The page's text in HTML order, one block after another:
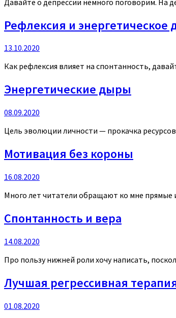
Рефлексия и энергетическое
13.10.2020
Как рефлексия влияет на спонтанность,
Энергетические дыры
08.09.2020
Цель эволюции личности — прокачка
Мотивация без короны
16.08.2020
Много лет читатели обращают ко мне прямые
Спонтанность и вера
14.08.2020
Про пользу нижней роли хочу написать,
Лучшая регрессивная
01.08.2020